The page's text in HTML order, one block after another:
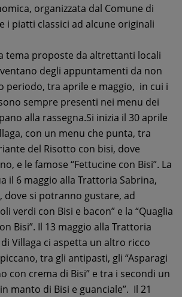
organizzata dal Comune di
i piatti classici ad alcune originali
tema proposte da altrettanti locali
degli appuntamenti da non
periodo, tra aprile e maggio, in cui i
sempre presenti nei menu dei
alla rassegna.Si inizia il 30 aprile
con un menu che punta, tra
del Risotto con bisi, dove
e le famose “Fettucine con Bisi”. La
il 6 maggio alla Trattoria Sabrina,
dove si potranno gustare, ad
verdi con Bisi e bacon” e la “Quaglia
Bisi”. Il 13 maggio alla Trattoria
Villaga ci aspetta un altro ricco
tra gli antipasti, gli “Asparagi
con crema di Bisi” e tra i secondi un
manto di Bisi e guanciale”. Il 21